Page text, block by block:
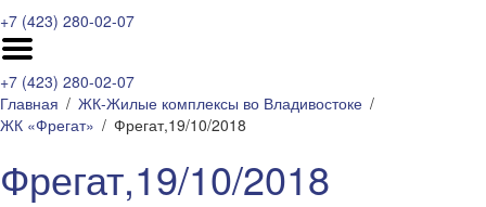
+7 (423) 280-02-07
+7 (423) 280-02-07
Главная
ЖК-Жилые комплексы во Владивостоке
ЖК «Фрегат»
Фрегат,19/10/2018
Фрегат,19/10/2018